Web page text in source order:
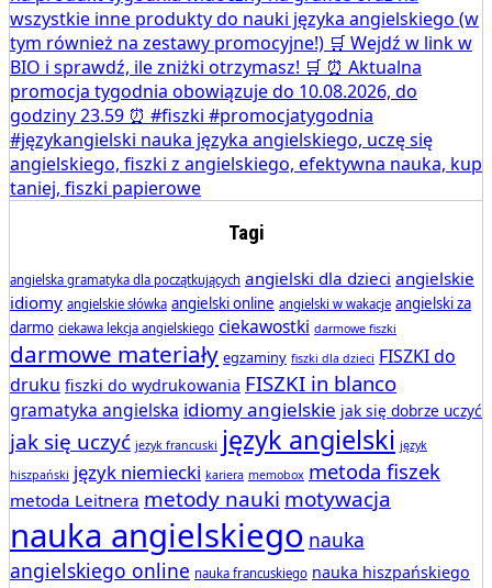
Tagi
angielska gramatyka dla początkujących angielski dla dzieci angielskie
idiomy angielskie słówka angielski online angielski w wakacje angielski za
darmo ciekawa lekcja angielskiego ciekawostki darmowe fiszki
darmowe materiały egzaminy fiszki dla dzieci FISZKI do
druku fiszki do wydrukowania FISZKI in blanco
gramatyka angielska idiomy angielskie jak się dobrze uczyć
jak się uczyć jezyk francuski język angielski język
hiszpański język niemiecki kariera memobox metoda fiszek
metoda Leitnera metody nauki motywacja
nauka angielskiego nauka
angielskiego online nauka francuskiego nauka hiszpańskiego